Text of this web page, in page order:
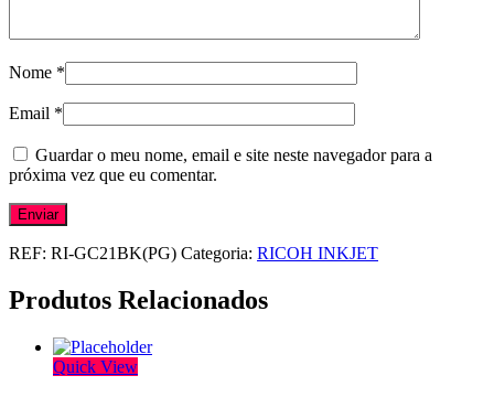
Nome *
Email *
Guardar o meu nome, email e site neste navegador para a
próxima vez que eu comentar.
REF: RI-GC21BK(PG) Categoria: RICOH INKJET
Produtos Relacionados
Quick View